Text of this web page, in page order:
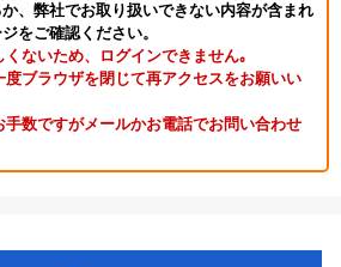
、弊社でお取り扱いできない内容が含まれ
をご確認ください。
ないため、ログインできません｡
ブラウザを閉じて再アクセスをお願いい
数ですがメールかお電話でお問い合わせ